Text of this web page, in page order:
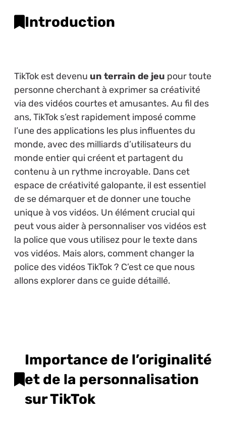
Introduction
TikTok est devenu un terrain de jeu pour toute
personne cherchant à exprimer sa créativité
via des vidéos courtes et amusantes. Au fil des
ans, TikTok s’est rapidement imposé comme
l’une des applications les plus influentes du
monde, avec des milliards d’utilisateurs du
monde entier qui créent et partagent du
contenu à un rythme incroyable. Dans cet
espace de créativité galopante, il est essentiel
de se démarquer et de donner une touche
unique à vos vidéos. Un élément crucial qui
peut vous aider à personnaliser vos vidéos est
la police que vous utilisez pour le texte dans
vos vidéos. Mais alors, comment changer la
police des vidéos TikTok ? C’est ce que nous
allons explorer dans ce guide détaillé.
Importance de l’originalité
et de la personnalisation
sur TikTok